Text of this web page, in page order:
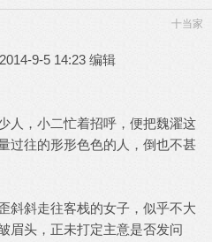
十当家
9-5 14:23 编辑
人，小二忙着招呼，便把魏濯这
过往的形形色色的人，倒也不甚
斜斜走往客栈的女子，似乎不大
眉头，正未打定主意是否发问